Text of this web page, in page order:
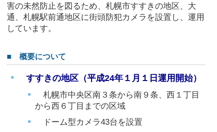
害の未然防止を図るため、札幌市すすきの地区、大
通、札幌駅前通地区に街頭防犯カメラを設置し、運用
しています。
■ 概要について
すすきの地区（平成24年１月１日運用開始）
札幌市中央区南３条から南９条、西１丁目
から西６丁目までの区域
ドーム型カメラ43台を設置